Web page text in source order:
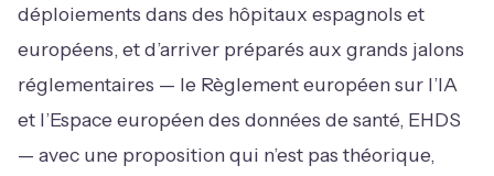
déploiements dans des hôpitaux espagnols et
européens, et d’arriver préparés aux grands jalons
réglementaires — le Règlement européen sur l’IA
et l’Espace européen des données de santé, EHDS
— avec une proposition qui n’est pas théorique,